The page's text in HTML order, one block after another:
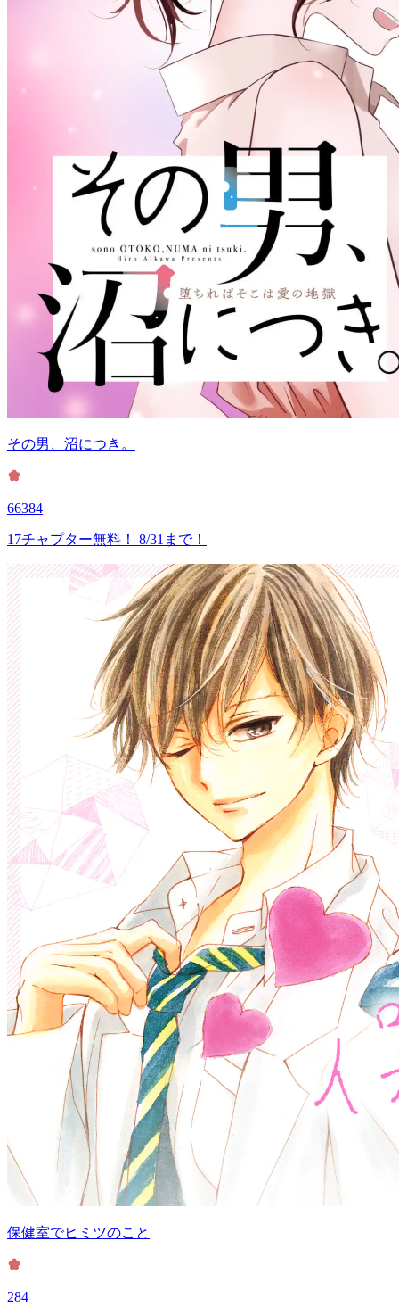
その男、沼につき。
66384
17チャプター無料！ 8/31まで！
保健室でヒミツのこと
284